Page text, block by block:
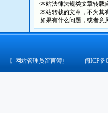
·本站法律法规类文章转
·本站转载的文章，不为
·如果有什么问题，或者意
〖 网站管理员留言簿〗 闽ICP备